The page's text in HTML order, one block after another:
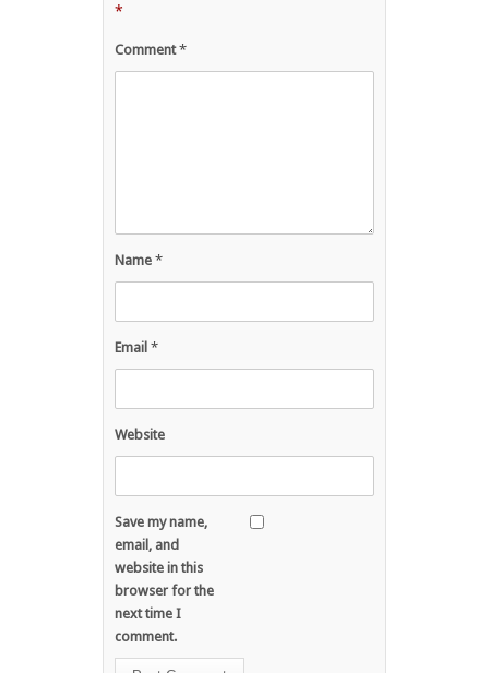
*
Comment*
Name *
Email *
Website
Save my name,
email, and
website in this
browser for the
next time I
comment.